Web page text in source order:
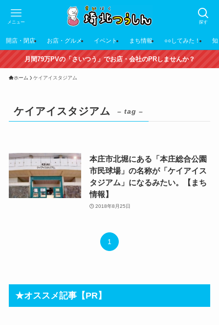
探す
メニュー
開店・閉店 お店・グルメ イベント まち情報 ○○してみた！
月間79万PVの「さいつう」でお店・会社のPRしませんか？
ホーム ケイアイスタジアム
ケイアイスタジアム – tag –
本庄市北堀にある「本庄総合公園
市民球場」の名称が「ケイアイス
タジアム」になるみたい。【まち
情報】
2018年8月25日
1
★オススメ記事【PR】